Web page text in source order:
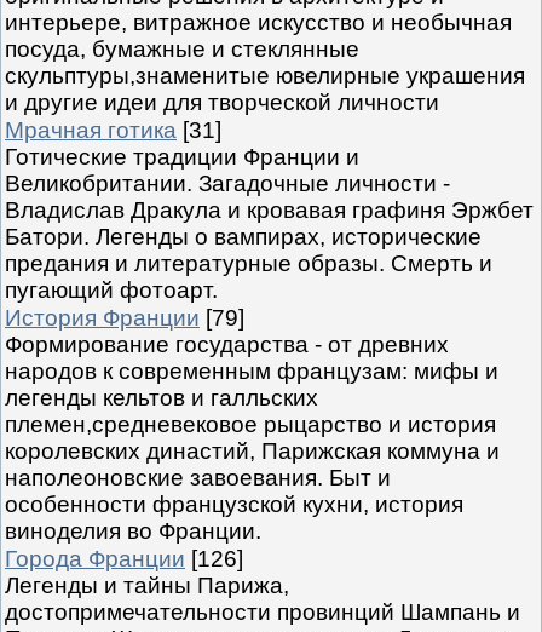
интерьере, витражное искусство и необычная
посуда, бумажные и стеклянные
скульптуры,знаменитые ювелирные украшения
и другие идеи для творческой личности
Мрачная готика [31]
Готические традиции Франции и
Великобритании. Загадочные личности -
Владислав Дракула и кровавая графиня Эржбет
Батори. Легенды о вампирах, исторические
предания и литературные образы. Смерть и
пугающий фотоарт.
История Франции [79]
Формирование государства - от древних
народов к современным французам: мифы и
легенды кельтов и галльских
племен,средневековое рыцарство и история
королевских династий, Парижская коммуна и
наполеоновские завоевания. Быт и
особенности французской кухни, история
виноделия во Франции.
Города Франции [126]
Легенды и тайны Парижа,
достопримечательности провинций Шампань и